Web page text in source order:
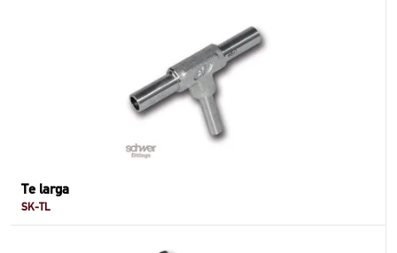
Te larga
SK-TL